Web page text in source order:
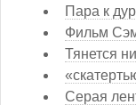
Пара к
Фильм
Тянется
Серая